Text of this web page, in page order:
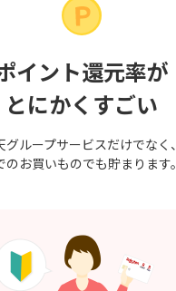
イント還元率が
とにかくすごい
グループサービスだけでなく、
のお買いものでも貯まります。